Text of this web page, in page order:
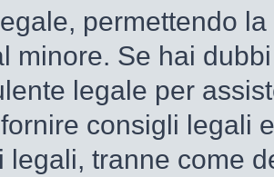
permettendo
minore. Se hai
legale per
consigli legali
legali, tranne come